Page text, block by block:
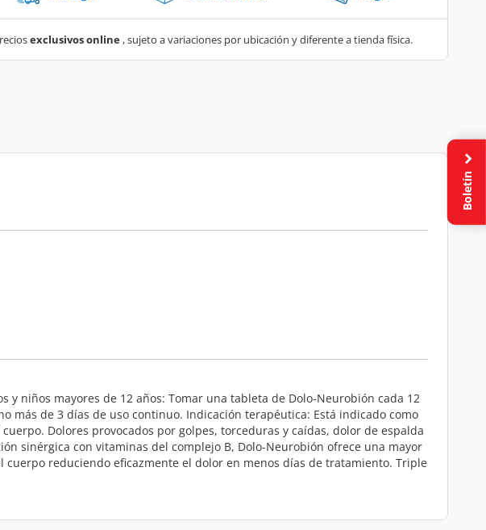
exclusivos online, sujeto a variaciones por ubicación y diferente a tienda física.
niños mayores de 12 años: Tomar una tableta de Dolo-Neurobión cada 12
más de 3 días de uso continuo. Indicación terapéutica: Está indicado como
Dolores provocados por golpes, torceduras y caídas, dolor de espalda
sinérgica con vitaminas del complejo B, Dolo-Neurobión ofrece una mayor
reduciendo eficazmente el dolor en menos días de tratamiento. Triple
Boletín